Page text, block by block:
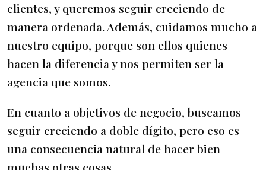
clientes, y queremos seguir creciendo de
manera ordenada. Además, cuidamos mucho a
nuestro equipo, porque son ellos quienes
hacen la diferencia y nos permiten ser la
agencia que somos.
En cuanto a objetivos de negocio, buscamos
seguir creciendo a doble dígito, pero eso es
una consecuencia natural de hacer bien
muchas otras cosas.